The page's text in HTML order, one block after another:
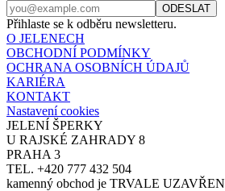
Přihlaste se k odběru newsletteru.
O JELENECH
OBCHODNÍ PODMÍNKY
OCHRANA OSOBNÍCH ÚDAJŮ
KARIÉRA
KONTAKT
Nastavení cookies
JELENÍ ŠPERKY
U RAJSKÉ ZAHRADY 8
PRAHA 3
TEL. +420 777 432 504
kamenný obchod je TRVALE UZAVŘEN